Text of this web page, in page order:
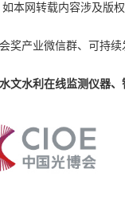
本网转载内容涉及版
会奖产业微信群、可持续
文水利在线监测仪器